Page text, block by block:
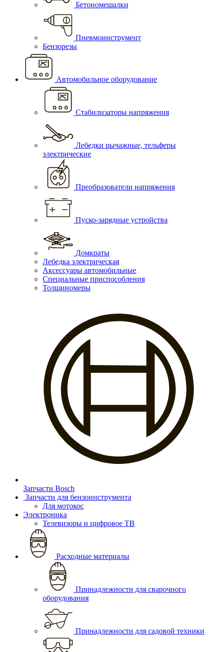
Бетономешалки
Пневмоинструмент
Бензорезы
Автомобильное оборудование
Стабилизаторы напряжения
Лебедки рычажные, тельферы
электрические
Преобразователи напряжения
Пуско-зарядные устройства
Домкраты
Лебедка электрическая
Аксессуары автомобильные
Специальные приспособления
Толщиномеры
Запчасти Bosch
Запчасти для бензоинструмента
Для мотокос
Электроника
Телевизоры и цифровое ТВ
Расходные материалы
Принадлежности для сварочного
оборудования
Принадлежности для садовой техники